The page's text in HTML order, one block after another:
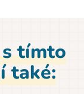
tímto
také: